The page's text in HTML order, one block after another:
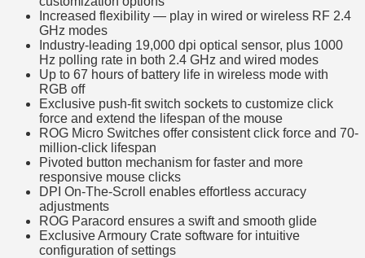
Increased flexibility — play in wired or wireless RF 2.4
GHz modes
Industry-leading 19,000 dpi optical sensor, plus 1000
Hz polling rate in both 2.4 GHz and wired modes
Up to 67 hours of battery life in wireless mode with
RGB off
Exclusive push-fit switch sockets to customize click
force and extend the lifespan of the mouse
ROG Micro Switches offer consistent click force and 70-
million-click lifespan
Pivoted button mechanism for faster and more
responsive mouse clicks
DPI On-The-Scroll enables effortless accuracy
adjustments
ROG Paracord ensures a swift and smooth glide
Exclusive Armoury Crate software for intuitive
configuration of settings